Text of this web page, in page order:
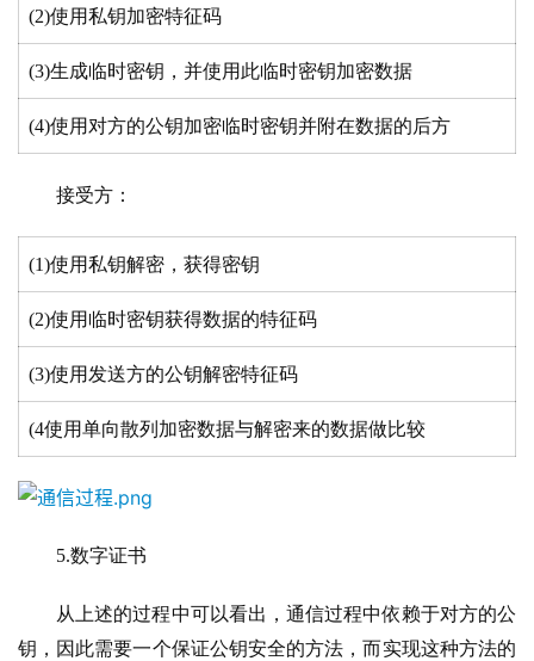
(2)使用私钥加密特征码
(3)生成临时密钥，并使用此临时密钥加密数据
(4)使用对方的公钥加密临时密钥并附在数据的后方
接受方：
(1)使用私钥解密，获得密钥
(2)使用临时密钥获得数据的特征码
(3)使用发送方的公钥解密特征码
(4使用单向散列加密数据与解密来的数据做比较
5.数字证书
从上述的过程中可以看出，通信过程中依赖于对方的公
钥，因此需要一个保证公钥安全的方法，而实现这种方法的